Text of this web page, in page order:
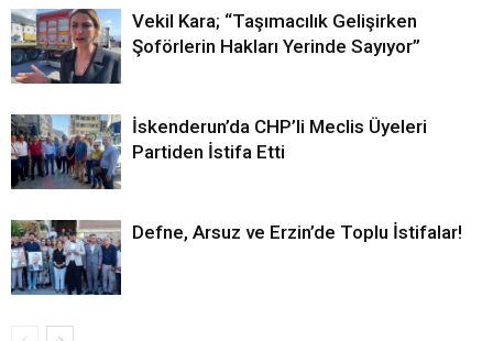
Vekil Kara; “Taşımacılık Gelişirken
Şoförlerin Hakları Yerinde Sayıyor”
İskenderun’da CHP’li Meclis Üyeleri
Partiden İstifa Etti
Defne, Arsuz ve Erzin’de Toplu İstifalar!